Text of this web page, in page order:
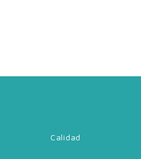
Calidad